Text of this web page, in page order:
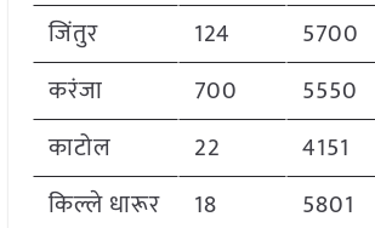
जिंतुर
124 5700
करंजा
700 5550
काटोल
22 4151
किल्ले धारूर
18 5801